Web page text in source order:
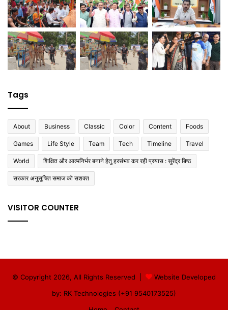
Tags
About Business Classic Color Content Foods
Games Life Style Team Tech Timeline Travel
World शिक्षित और आत्मनिर्भर बनाने हेतु हरसंभव कर रही प्रयास : सुरेंद्र बिष्ठ
सरकार अनुसूचित समाज को सशक्त
VISITOR COUNTER
© Copyright 2026, All Rights Reserved |
Website Developed
by: RK Technologies (+91 9540173525)